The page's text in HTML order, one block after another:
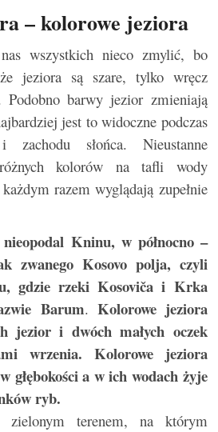
– kolorowe jeziora
wszystkich nieco zmylić, bo
jeziora są szare, tylko wręcz
Podobno barwy jezior zmieniają
jest to widoczne podczas
zachodu słońca.
Nieustanne
kolorów na tafli wody
razem wyglądają zupełnie
Kninu, w północno –
zwanego Kosovo polja, czyli
gdzie rzeki Kosoviča i Krka
Barum. Kolorowe jeziora
jezior i dwóch małych oczek
wrzenia. Kolorowe jeziora
głębokości a w ich wodach żyje
ryb.
zielonym terenem, na którym